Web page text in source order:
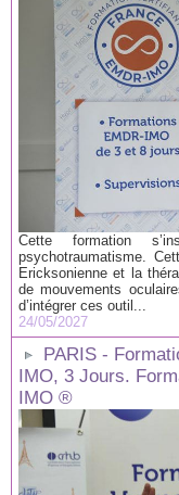
Cette formation
psychotraumatisme.
Ericksonienne et la
de mouvements
d’intégrer ces outil...
24/05/2027
PARIS -
IMO, 3 Jours.
IMO ®